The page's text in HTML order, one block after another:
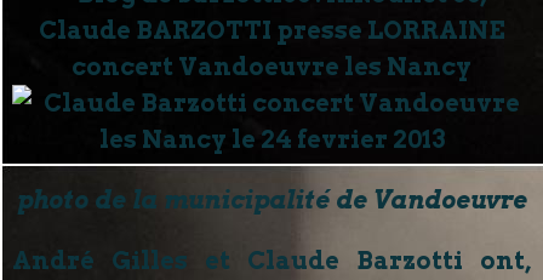
photo de la municipalité de Vandoeuvre
André Gilles et Claude Barzotti ont,